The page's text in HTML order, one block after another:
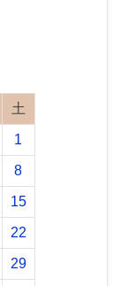
日土曜日
1
8
15
22
29